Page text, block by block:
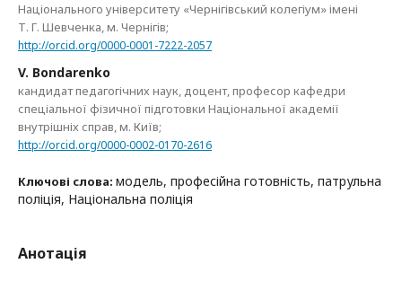
Національного університету «Чернігівський колегіум» імені
Т. Г. Шевченка, м. Чернігів;
http://orcid.org/0000-0001-7222-2057
V. Bondarenko
кандидат педагогічних наук, доцент, професор кафедри
спеціальної фізичної підготовки Національної академії
внутрішніх справ, м. Київ;
http://orcid.org/0000-0002-0170-2616
Ключові слова: модель, професійна готовність, патрульна
поліція, Національна поліція
Анотація